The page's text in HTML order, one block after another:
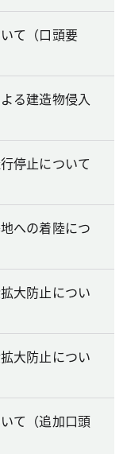
て（口頭要
る建造物侵入
停止について
への着陸につ
大防止につい
大防止につい
て（追加口頭